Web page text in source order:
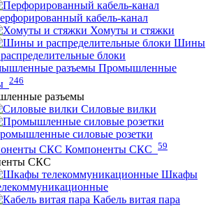
кабель-канал
Хомуты и стяжки
Шины
блоки
Промышленные
246
разъемы
Силовые вилки
силовые розетки
Компоненты СКС 59
СКС
Шкафы
Кабель витая пара